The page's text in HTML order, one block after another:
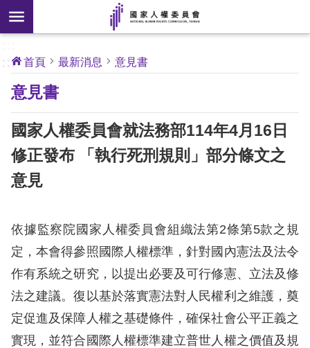
前往主要內容區塊
搜
尋
開
新
]
核
心
人
權
公
約
於
會
最
新
消
息
:::
首頁 最新消息 意見書
意見書
國家人權委員會就法務部114年4月16日
修正發布 「執行死刑規則」部分條文之
意見
依據監察院國家人權委員會組織法第2條第5款之規
定，本會得參照國際人權標準，針對國內憲法及法令
作有系統之研究，以提出必要及可行修憲、立法及修
法之建議。復以基於落實憲法對人民權利之維護，奠
定促進及保障人權之基礎條件，確保社會公平正義之
實現，並符合國際人權標準建立普世人權之價值及規